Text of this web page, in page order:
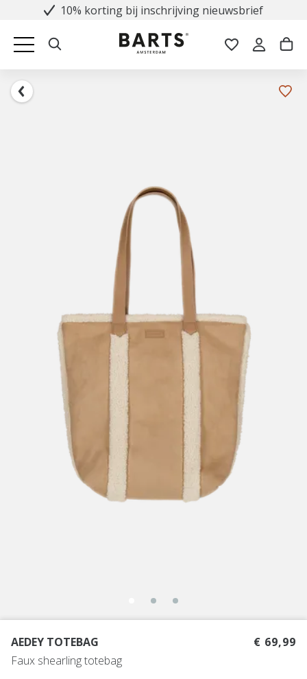
10% korting bij inschrijving nieuwsbrief
AEDEY TOTEBAG
Faux shearling totebag
€ 69,99